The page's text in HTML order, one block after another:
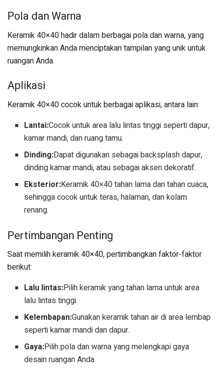
Pola dan Warna
Keramik 40×40 hadir dalam berbagai pola dan warna, yang
memungkinkan Anda menciptakan tampilan yang unik untuk
ruangan Anda.
Aplikasi
Keramik 40×40 cocok untuk berbagai aplikasi, antara lain:
Lantai:Cocok untuk area lalu lintas tinggi seperti dapur,
kamar mandi, dan ruang tamu.
Dinding:Dapat digunakan sebagai backsplash dapur,
dinding kamar mandi, atau sebagai aksen dekoratif.
Eksterior:Keramik 40×40 tahan lama dan tahan cuaca,
sehingga cocok untuk teras, halaman, dan kolam
renang.
Pertimbangan Penting
Saat memilih keramik 40×40, pertimbangkan faktor-faktor
berikut:
Lalu lintas:Pilih keramik yang tahan lama untuk area
lalu lintas tinggi.
Kelembapan:Gunakan keramik tahan air di area lembap
seperti kamar mandi dan dapur.
Gaya:Pilih pola dan warna yang melengkapi gaya
desain ruangan Anda.